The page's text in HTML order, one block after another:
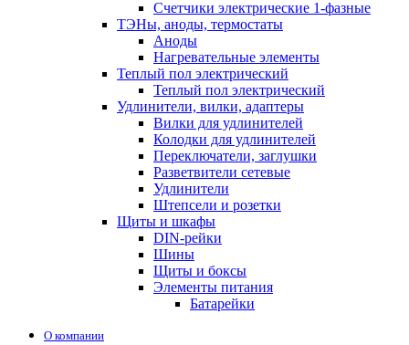
Счетчики электрические 1-фазные
ТЭНы, аноды, термостаты
Аноды
Нагревательные элементы
Теплый пол электрический
Теплый пол электрический
Удлинители, вилки, адаптеры
Вилки для удлинителей
Колодки для удлинителей
Переключатели, заглушки
Разветвители сетевые
Удлинители
Штепсели и розетки
Щиты и шкафы
DIN-рейки
Шины
Щиты и боксы
Элементы питания
Батарейки
О компании